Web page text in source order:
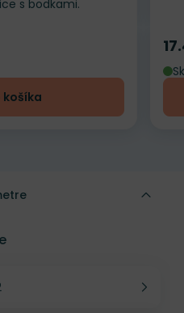
s bodkami.
košíka